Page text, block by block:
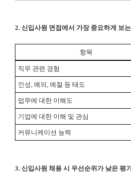
2. 신입사원 면접에서 가장 중요하게 보
항목
직무 관련 경험
인성, 예의, 예절 등 태도
업무에 대한 이해도
기업에 대한 이해 및 관심
커뮤니케이션 능력
3. 신입사원 채용 시 우선순위가 낮은 평